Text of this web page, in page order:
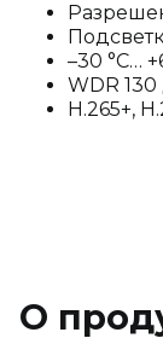
–30 °C…
WDR 130
H.265+,
О